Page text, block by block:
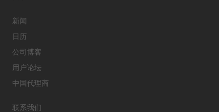
新闻
日历
公司博客
用户论坛
中国代理商
联系我们